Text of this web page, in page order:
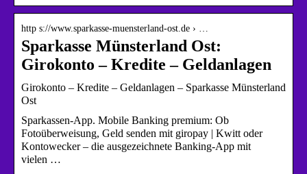
http s://www.sparkasse-muensterland-ost.de › …
Sparkasse Münsterland Ost:
Girokonto – Kredite – Geldanlagen
Girokonto – Kredite – Geldanlagen – Sparkasse Münsterland
Ost
Sparkassen-App. Mobile Banking premium: Ob
Fotoüberweisung, Geld senden mit giropay | Kwitt oder
Kontowecker – die ausgezeichnete Banking-App mit
vielen …